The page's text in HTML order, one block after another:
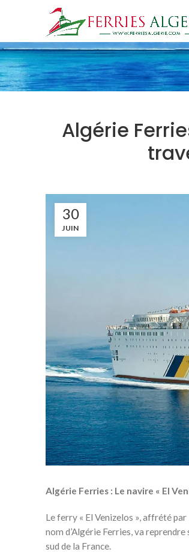
Algérie
30
JUIN
Algérie Ferries : Le navire « El
Le ferry « El Venizelos », affrété
nom d’Algérie Ferries, va
sud de la France.